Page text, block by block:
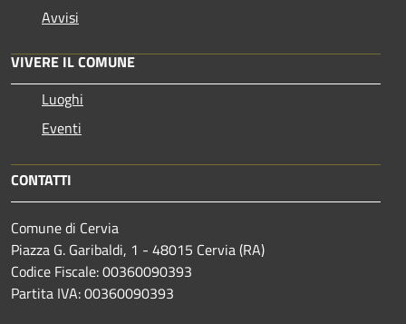
Avvisi
VIVERE IL COMUNE
Luoghi
Eventi
CONTATTI
Comune di Cervia
Piazza G. Garibaldi, 1 - 48015 Cervia (RA)
Codice Fiscale: 00360090393
Partita IVA: 00360090393